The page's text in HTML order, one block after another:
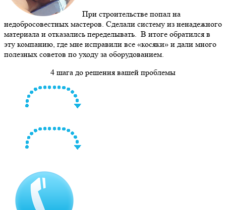
При строительстве попал на
недобросовестных мастеров. Сделали систему из ненадежного
материала и отказались переделывать. В итоге обратился в
эту компанию, где мне исправили все «косяки» и дали много
полезных советов по уходу за оборудованием.
4 шага до решения вашей проблемы